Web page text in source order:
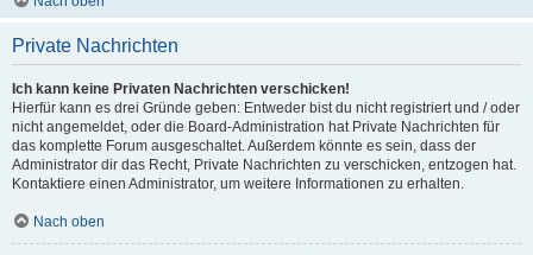
Private Nachrichten
Ich kann keine Privaten Nachrichten verschicken!
Hierfür kann es drei Gründe geben: Entweder bist du nicht registriert und / oder
nicht angemeldet, oder die Board-Administration hat Private Nachrichten für
das komplette Forum ausgeschaltet. Außerdem könnte es sein, dass der
Administrator dir das Recht, Private Nachrichten zu verschicken, entzogen hat.
Kontaktiere einen Administrator, um weitere Informationen zu erhalten.
Nach oben